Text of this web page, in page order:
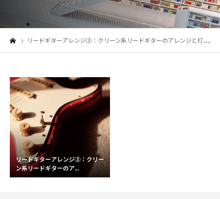
リードギターアレンジ③：クリーン系リードギターのアレンジと打込みテクニック！
リードギターアレンジ③：クリー
ン系リードギターのア...